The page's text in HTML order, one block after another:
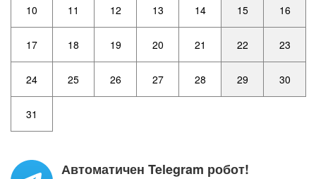
10 11 12 13 14 15 16
17 18 19 20 21 22 23
24 25 26 27 28 29 30
31
Автоматичен Telegram робот!